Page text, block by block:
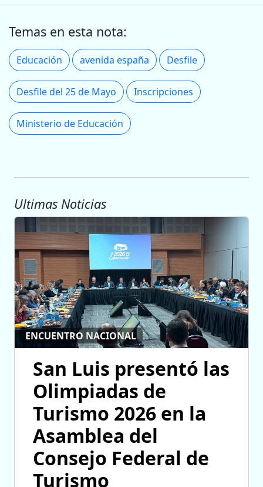
Temas en esta nota:
Educación avenida españa Desfile
Desfile del 25 de Mayo Inscripciones
Ministerio de Educación
Ultimas Noticias
ENCUENTRO NACIONAL
San Luis presentó las
Olimpiadas de
Turismo 2026 en la
Asamblea del
Consejo Federal de
Turismo